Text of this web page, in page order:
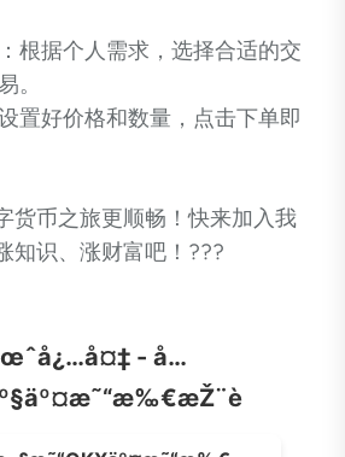
：根据个人需求，选择合适的交
。
设置好价格和数量，点击下单即
货币之旅更顺畅！快来加入我
知识、涨财富吧！???